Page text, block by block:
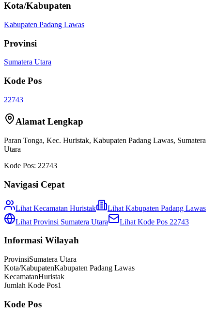
Kota/Kabupaten
Kabupaten Padang Lawas
Provinsi
Sumatera Utara
Kode Pos
22743
Alamat Lengkap
Paran Tonga, Kec. Huristak, Kabupaten Padang Lawas, Sumatera
Utara
Kode Pos: 22743
Navigasi Cepat
Lihat Kecamatan Huristak Lihat Kabupaten Padang Lawas
Lihat Provinsi Sumatera Utara Lihat Kode Pos 22743
Informasi Wilayah
ProvinsiSumatera Utara
Kota/KabupatenKabupaten Padang Lawas
KecamatanHuristak
Jumlah Kode Pos1
Kode Pos